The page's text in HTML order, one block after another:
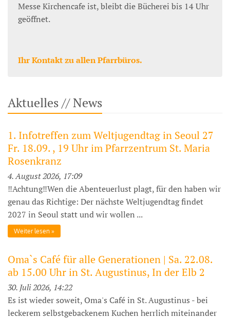
Messe Kirchencafe ist, bleibt die Bücherei bis 14 Uhr
geöffnet.
Ihr Kontakt zu allen Pfarrbüros.
Aktuelles // News
1. Infotreffen zum Weltjugendtag in Seoul 27
Fr. 18.09. , 19 Uhr im Pfarrzentrum St. Maria
Rosenkranz
4. August 2026, 17:09
‼️Achtung‼️Wen die Abenteuerlust plagt, für den haben wir
genau das Richtige: Der nächste Weltjugendtag findet
2027 in Seoul statt und wir wollen ...
Weiter lesen
Oma`s Café für alle Generationen | Sa. 22.08.
ab 15.00 Uhr in St. Augustinus, In der Elb 2
30. Juli 2026, 14:22
Es ist wieder soweit, Oma's Café in St. Augustinus - bei
leckerem selbstgebackenem Kuchen herrlich miteinander